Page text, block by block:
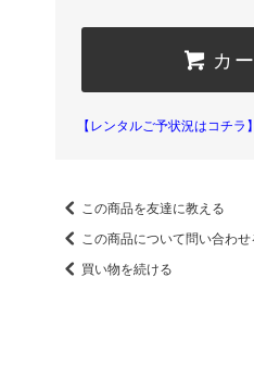
カ
【レンタルご予状況はコチラ】
この商品を友達に教える
この商品について問い合わせ
買い物を続ける